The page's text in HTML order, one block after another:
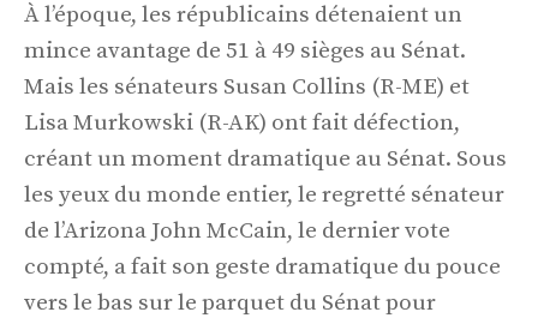
À l’époque, les républicains détenaient un
mince avantage de 51 à 49 sièges au Sénat.
Mais les sénateurs Susan Collins (R-ME) et
Lisa Murkowski (R-AK) ont fait défection,
créant un moment dramatique au Sénat. Sous
les yeux du monde entier, le regretté sénateur
de l’Arizona John McCain, le dernier vote
compté, a fait son geste dramatique du pouce
vers le bas sur le parquet du Sénat pour